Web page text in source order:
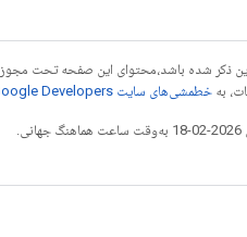
ذکر شده باشد،‌محتوای این صفحه تحت مجوز
به خطمشی‌های سایت Google Developers‏